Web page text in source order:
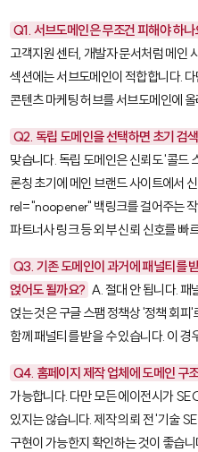
Q1. 서브도메인은 무조건 피해야 하
고객지원 센터, 개발자 문서처럼 메인
섹션에는 서브도메인이 적합합니다.
콘텐츠 마케팅 허브를 서브도메인에
Q2. 독립 도메인을 선택하면 초기 검
맞습니다. 독립 도메인은 신뢰도 '콜드
론칭 초기에 메인 브랜드 사이트에서
rel="noopener" 백링크를 걸어주는
파트너사 링크 등 외부 신뢰 신호를 빠
Q3. 기존 도메인이 과거에 패널티를
얹어도 될까요? A. 절대 안 됩니다. 패
얹는 것은 구글 스팸 정책상 '정책 회
함께 패널티를 받을 수 있습니다. 이
Q4. 홈페이지 제작 업체에 도메인 구
가능합니다. 다만 모든 에이전시가
있지는 않습니다. 제작 의뢰 전 '기술
구현이 가능한지 확인하는 것이 좋습니